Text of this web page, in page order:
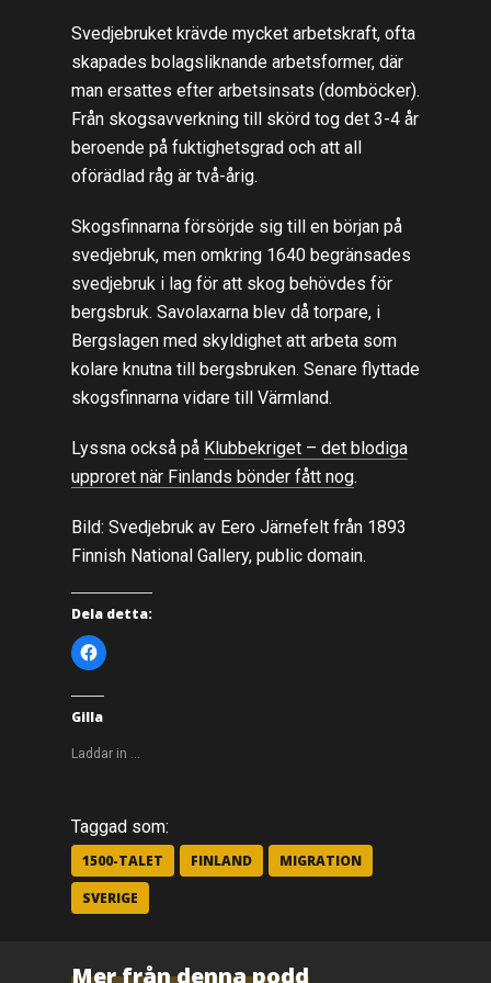
Svedjebruket krävde mycket arbetskraft, ofta
skapades bolagsliknande arbetsformer, där
man ersattes efter arbetsinsats (domböcker).
Från skogsavverkning till skörd tog det 3-4 år
beroende på fuktighetsgrad och att all
oförädlad råg är två-årig.
Skogsfinnarna försörjde sig till en början på
svedjebruk, men omkring 1640 begränsades
svedjebruk i lag för att skog behövdes för
bergsbruk. Savolaxarna blev då torpare, i
Bergslagen med skyldighet att arbeta som
kolare knutna till bergsbruken. Senare flyttade
skogsfinnarna vidare till Värmland.
Lyssna också på Klubbekriget – det blodiga
upproret när Finlands bönder fått nog.
Bild: Svedjebruk av Eero Järnefelt från 1893
Finnish National Gallery, public domain.
Dela detta:
K
l
k
a
f
r
e
l
a
p
å
F
a
c
k
Gilla
Laddar in …
Taggad som:
1500-TALET FINLAND
MIGRATION
SVERIGE
Mer från denna podd